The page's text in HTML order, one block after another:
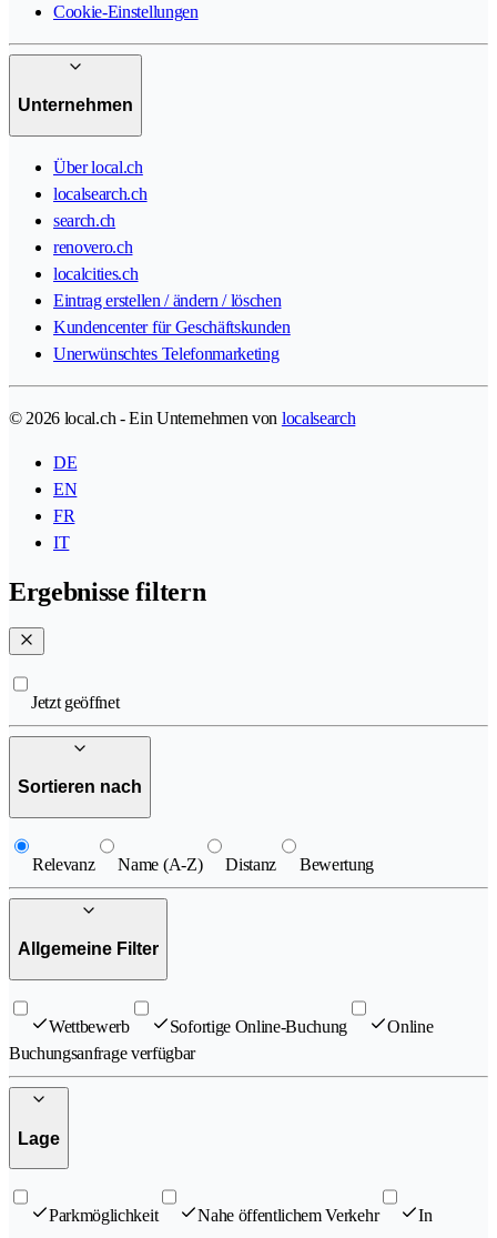
Cookie-Einstellungen
Unternehmen
Über local.ch
localsearch.ch
search.ch
renovero.ch
localcities.ch
Eintrag erstellen / ändern / löschen
Kundencenter für Geschäftskunden
Unerwünschtes Telefonmarketing
© 2026 local.ch - Ein Unternehmen von localsearch
DE
EN
FR
IT
Ergebnisse filtern
Jetzt geöffnet
Sortieren nach
Relevanz Name (A-Z) Distanz Bewertung
Allgemeine Filter
Wettbewerb Sofortige Online-Buchung
Online
Buchungsanfrage verfügbar
Lage
Parkmöglichkeit Nahe öffentlichem Verkehr In